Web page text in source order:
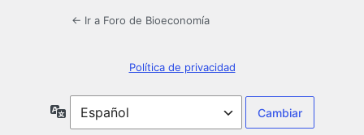
← Ir a Foro de Bioeconomía
Política de privacidad
Idioma